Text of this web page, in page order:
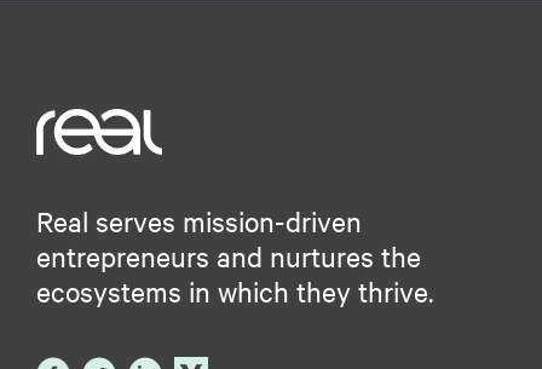
Real serves mission-driven
entrepreneurs and nurtures the
ecosystems in which they thrive.